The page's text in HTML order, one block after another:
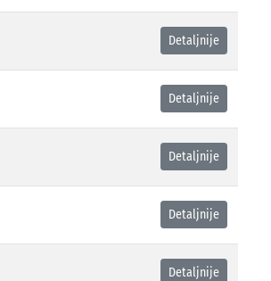
Detaljnije
Detaljnije
Detaljnije
Detaljnije
Detaljnije